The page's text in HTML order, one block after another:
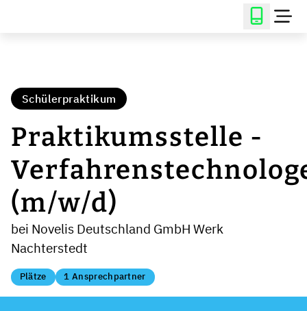
Schülerpraktikum
Praktikumsstelle -
(m/w/d)
bei Novelis Deutschland GmbH Werk
Nachterstedt
Plätze 1 Ansprechpartner